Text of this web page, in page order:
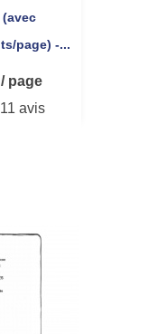
page) -...
page
11 avis